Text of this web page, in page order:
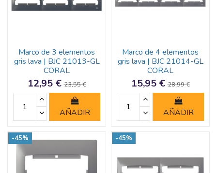
Marco de 3 elementos
gris lava | BJC 21013-GL
CORAL
12,95 €23,55 €
AÑADIR
Marco de 4 elementos
gris lava | BJC 21014-GL
CORAL
15,95 €28,99 €
AÑADIR
-45% -45%